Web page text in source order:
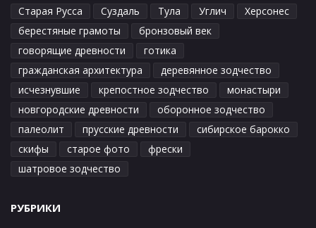
Старая Русса
Суздаль Тула Углич
Херсонес
берестяные грамоты
бронзовый век
говорящие древности
готика
гражданская архитектура
деревянное зодчество
исчезнувшие
крепостное зодчество
монастыри
новгородские древности
оборонное зодчество
палеолит
прусские древности
сибирское барокко
скифы
старое фото
фрески
шатровое зодчество
РУБРИКИ